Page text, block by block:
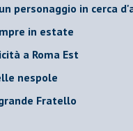
personaggio in cerca
in estate
a Roma Est
nespole
Fratello